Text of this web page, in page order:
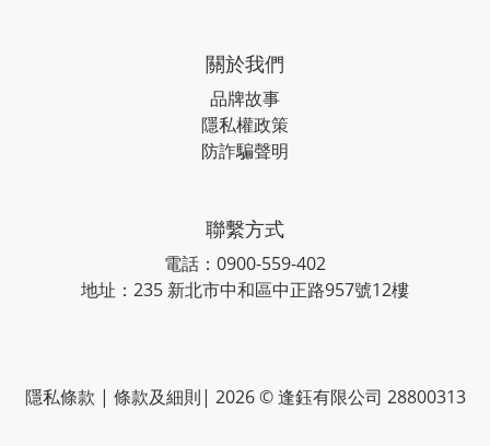
關於我們
品牌故事
隱私權政策
防詐騙聲明
聯繫方式
電話：0900-559-402
地址：235 新北市中和區中正路957號12樓
隱私條款 | 條款及細則| 2026 © 逢鈺有限公司 28800313